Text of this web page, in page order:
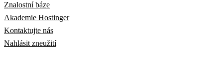
Znalostní báze
Akademie Hostinger
Kontaktujte nás
Nahlásit zneužití